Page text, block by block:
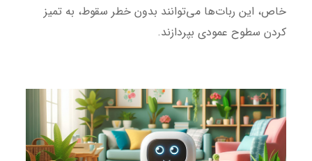
خاص، این ربات‌ها می‌توانند بدون خطر سقوط، به تمیز
کردن سطوح عمودی بپردازند.